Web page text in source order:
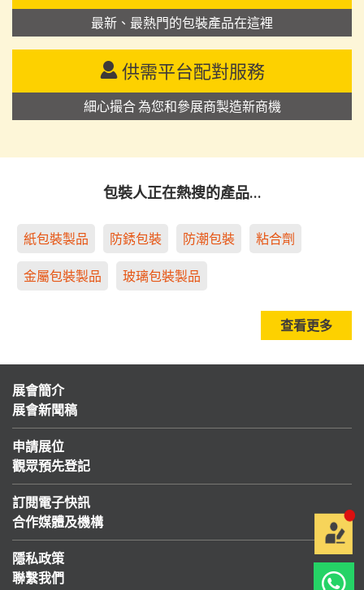
最新、最熱門的包裝產品在這裡
供需平台配對服務
細心撮合 為您和參展商製造新商機
包裝人正在熱搜的產品…
紙包裝製品 防銹包裝 防潮包裝 粘合劑
金屬包裝製品 玻璃包裝製品
查看更多
展會簡介
展會新聞稿
申請展位
觀眾預先登記
訂閱電子快訊
合作媒體及機構
隱私政策
聯繫我們